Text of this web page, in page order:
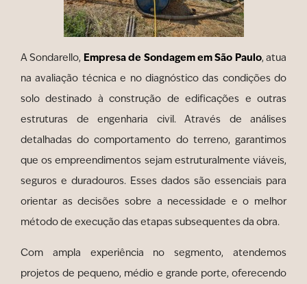
A Sondarello, Empresa de Sondagem em São Paulo, atua
na avaliação técnica e no diagnóstico das condições do
solo destinado à construção de edificações e outras
estruturas de engenharia civil. Através de análises
detalhadas do comportamento do terreno, garantimos
que os empreendimentos sejam estruturalmente viáveis,
seguros e duradouros. Esses dados são essenciais para
orientar as decisões sobre a necessidade e o melhor
método de execução das etapas subsequentes da obra.
Com ampla experiência no segmento, atendemos
projetos de pequeno, médio e grande porte, oferecendo